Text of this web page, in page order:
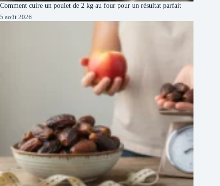
Comment cuire un poulet de 2 kg au four pour un résultat parfait
5 août 2026